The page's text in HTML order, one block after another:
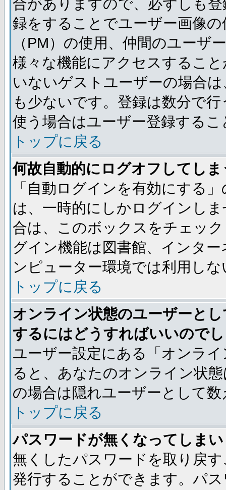
合がありますので、必ずしも
録をすることでユーザー画像
（PM）の使用、仲間のユーザ
様々な機能にアクセスするこ
いないゲストユーザーの場合
も少ないです。登録は数分で
使う場合はユーザー登録する
トップに戻る
何故自動的にログオフしてし
「自動ログインを有効にする
は、一時的にしかログインし
合は、このボックスをチェッ
グイン機能は図書館、インタ
ンピューター環境では利用し
トップに戻る
オンライン状態のユーザーと
するにはどうすればいいので
ユーザー設定にある「オンラ
ると、あなたのオンライン状
の場合は隠れユーザーとして
トップに戻る
パスワードが無くなってしま
無くしたパスワードを取り戻
発行することができます。パ